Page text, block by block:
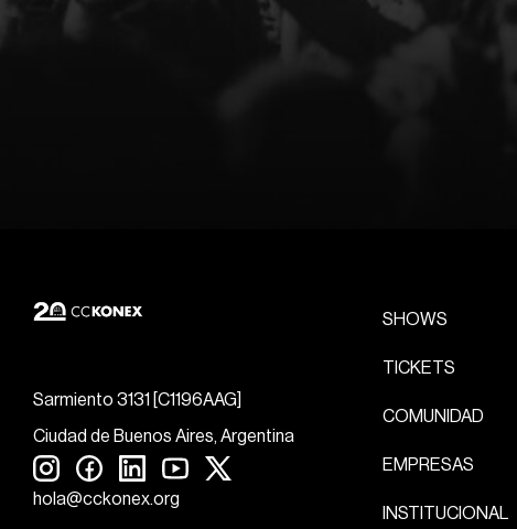
Sarmiento 3131 [C1196AAG]
Ciudad de Buenos Aires, Argentina
hola@cckonex.org
SHOWS
TICKETS
COMUNIDAD
EMPRESAS
INSTITUCIONAL